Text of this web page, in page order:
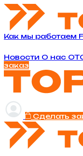
Как мы работаем
Новости O нас
заказ
Сделать